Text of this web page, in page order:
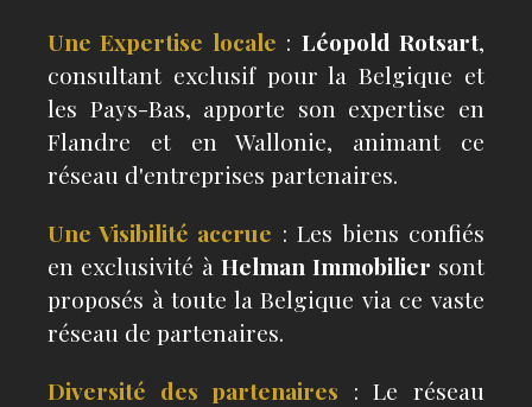
Une Expertise locale : Léopold Rotsart,
consultant exclusif pour la Belgique et
les Pays-Bas, apporte son expertise en
Flandre et en Wallonie, animant ce
réseau d'entreprises partenaires.
Une Visibilité accrue : Les biens confiés
en exclusivité àHelman Immobilier sont
proposés à toute la Belgique via ce vaste
réseau de partenaires.
Diversité des partenaires : Le réseau